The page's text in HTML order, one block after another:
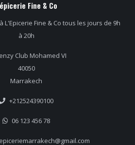
Fine & Co
L'Epicerie Fine & Co tous les jours de 9h
à 20h
Club Mohamed VI
40050
Marrakech
+212524390100
06 123 456 78